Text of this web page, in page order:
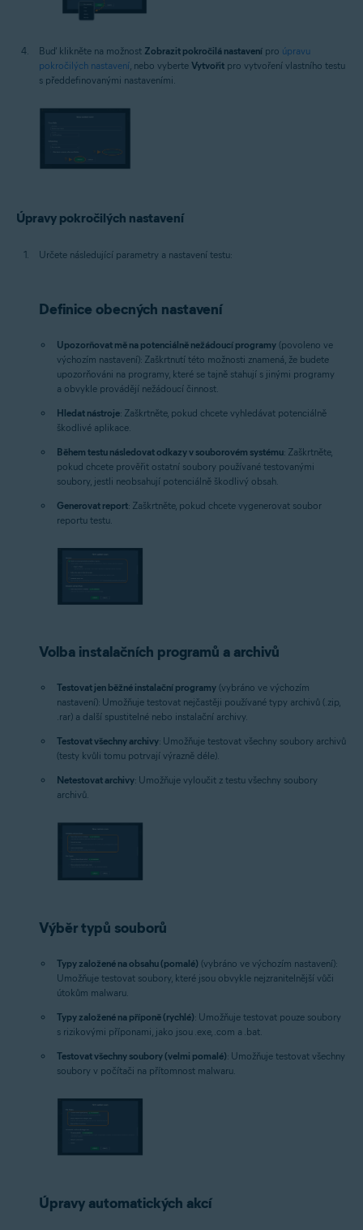
Buď klikněte na možnost Zobrazit pokročilá nastavení pro úpravu
pokročilých nastavení, nebo vyberte Vytvořit pro vytvoření vlastního testu
s předdefinovanými nastaveními.
Úpravy pokročilých nastavení
Určete následující parametry a nastavení testu:
Definice obecných nastavení
Upozorňovat mě na potenciálně nežádoucí programy (povoleno ve
výchozím nastavení): Zaškrtnutí této možnosti znamená, že budete
upozorňováni na programy, které se tajně stahují s jinými programy
a obvykle provádějí nežádoucí činnost.
Hledat nástroje: Zaškrtněte, pokud chcete vyhledávat potenciálně
škodlivé aplikace.
Během testu následovat odkazy v souborovém systému: Zaškrtněte,
pokud chcete prověřit ostatní soubory používané testovanými
soubory, jestli neobsahují potenciálně škodlivý obsah.
Generovat report: Zaškrtněte, pokud chcete vygenerovat soubor
reportu testu.
Volba instalačních programů a archivů
Testovat jen běžné instalační programy (vybráno ve výchozím
nastavení): Umožňuje testovat nejčastěji používané typy archivů (.zip,
.rar) a další spustitelné nebo instalační archivy.
Testovat všechny archivy: Umožňuje testovat všechny soubory archivů
(testy kvůli tomu potrvají výrazně déle).
Netestovat archivy: Umožňuje vyloučit z testu všechny soubory
archivů.
Výběr typů souborů
Typy založené na obsahu (pomalé) (vybráno ve výchozím nastavení):
Umožňuje testovat soubory, které jsou obvykle nejzranitelnější vůči
útokům malwaru.
Typy založené na příponě (rychlé): Umožňuje testovat pouze soubory
s rizikovými příponami, jako jsou .exe, .com a .bat.
Testovat všechny soubory (velmi pomalé): Umožňuje testovat všechny
soubory v počítači na přítomnost malwaru.
Úpravy automatických akcí